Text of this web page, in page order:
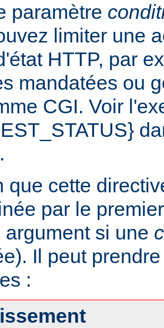
paramètre
limiter une
HTTP, par
mandatées ou
CGI. Voir
que cette
par le
argument si une
Il peut
: